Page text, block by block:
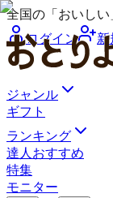
全国の「おいし
ログイン
新
ジャンル
ギフト
ランキング
達人おすすめ
特集
モニター